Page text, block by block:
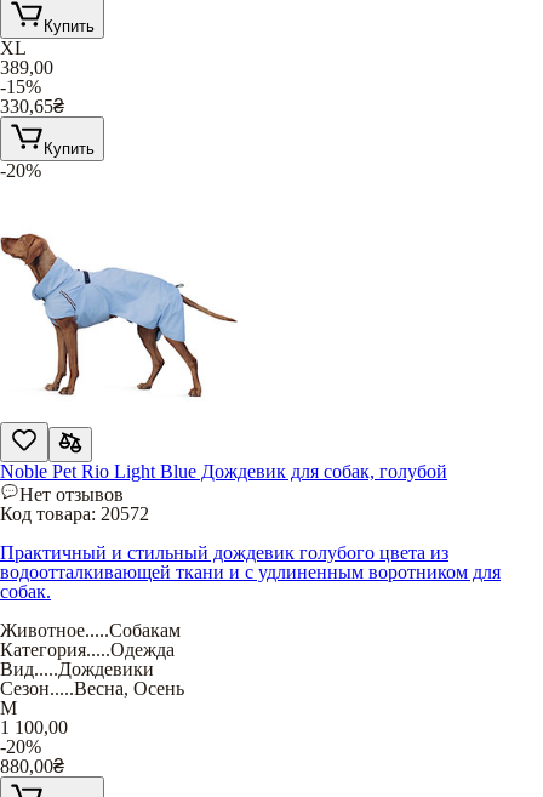
Купить
XL
389,00
-15%
330,65₴
Купить
-20%
Noble Pet Rio Light Blue Дождевик для собак, голубой
Нет отзывов
Код товара: 20572
Практичный и стильный дождевик голубого цвета из
водоотталкивающей ткани и с удлиненным воротником для
собак.
Животное.....Собакам
Категория.....Одежда
Вид.....Дождевики
Сезон.....Весна, Осень
M
1 100,00
-20%
880,00₴